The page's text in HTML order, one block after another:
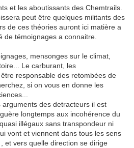
et les aboutissants des Chemtrails.
peut être quelques militants des
de ces théories auront ici matière a
de témoignages a connaitre.
mensonges sur le climat,
Le carburant, les
responsable des retombées de
si on vous en donne les
des detracteurs il est
longtemps aux incohérence du
illégaux sans transpondeur ni
vont et viennent dans tous les sens
et vers quelle direction se dirige